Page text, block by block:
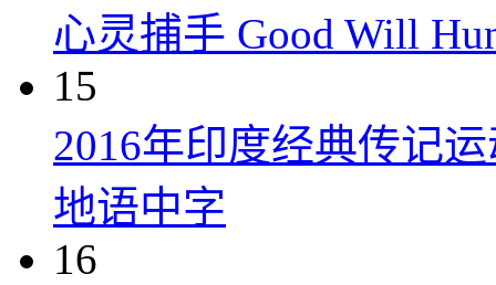
心灵捕手 Good Will
15
2016年印度经典传记
地语中字
16